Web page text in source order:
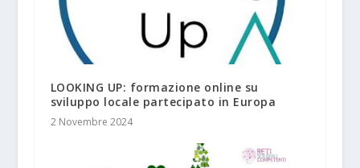
LOOKING UP: formazione online su
sviluppo locale partecipato in Europa
2 Novembre 2024